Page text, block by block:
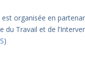
organisée en
du Travail et de
)